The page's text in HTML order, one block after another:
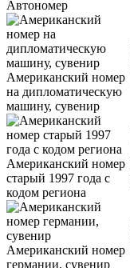
Автономер
Американский номер
на дипломатическую
машину, сувенир
Американский номер
старый 1997 года с
кодом региона
Американский номер
германии, сувенир